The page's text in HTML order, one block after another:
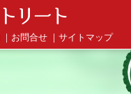
お問合せ サイトマップ